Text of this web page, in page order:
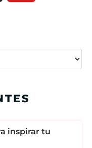
inspirar tu